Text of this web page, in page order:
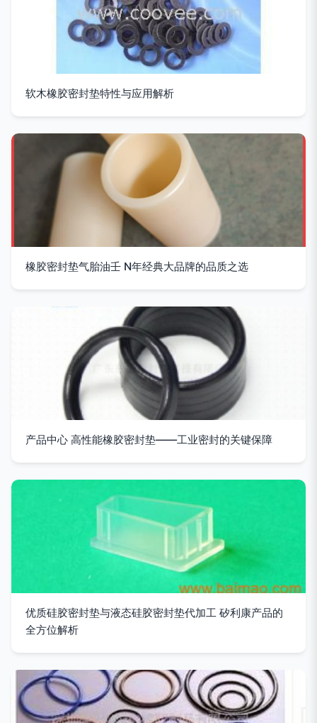
软木橡胶密封垫特性与应用解析
橡胶密封垫气胎油壬 N年经典大品牌的品质之选
产品中心 高性能橡胶密封垫——工业密封的关键保障
优质硅胶密封垫与液态硅胶密封垫代加工 矽利康产品的
全方位解析